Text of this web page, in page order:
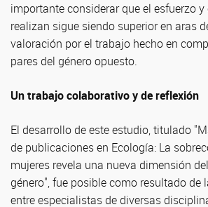
importante considerar que el esfuerzo
realizan sigue siendo superior en aras
valoración por el trabajo hecho en
pares del género opuesto.
Un trabajo colaborativo y de reflexión
El desarrollo de este estudio, titulado
de publicaciones en Ecología: La
mujeres revela una nueva dimensión
género", fue posible como resultado de
entre especialistas de diversas